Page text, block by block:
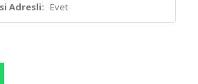
Adresli: Evet